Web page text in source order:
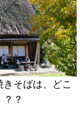
そばは、どこ
？